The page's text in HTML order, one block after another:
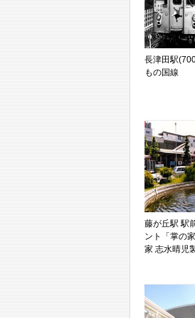
長津田駅
もの国線
藤が丘駅 駅
ント「掌の
家 志水晴児